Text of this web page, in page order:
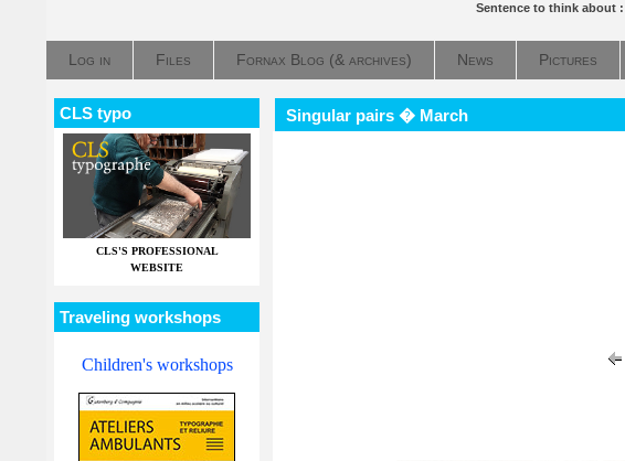
Sentence to think about :
Log in Files Fornax Blog (& archives) News Pictures
CLS typo
CLS'S PROFESSIONAL
WEBSITE
Traveling workshops
Children's workshops
Singular pairs � March